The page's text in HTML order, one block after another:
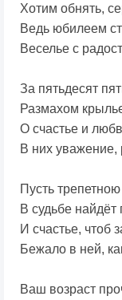
Хотим обнять,
Ведь юбилеем
Веселье с
За пятьдесят
Размахом
О счастье и
В них уважение,
Пусть
В судьбе
И счастье, чтоб
Бежало в ней,
Ваш возраст